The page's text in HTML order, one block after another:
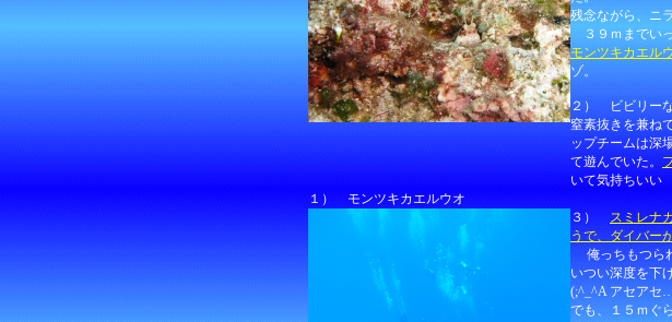
残念ながら、ニ
３９ｍまでい
モンツキカエル
ゾ。
２） ビビリー
窒素抜きを兼ね
ップチームは深
て遊んでいた。
いて気持ちいい
１） モンツキカエルウオ
３） スミレナ
うで、ダイバー
俺っちもつら
いつい深度を下
(;^_^A アセアセ
でも、１５ｍぐ